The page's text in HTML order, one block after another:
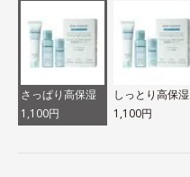
さっぱり高保湿
1,100円
しっとり高保湿
1,100円